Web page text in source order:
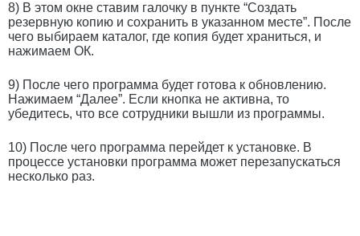
8) В этом окне ставим галочку в пункте “Создать
резервную копию и сохранить в указанном месте”. После
чего выбираем каталог, где копия будет храниться, и
нажимаем ОК.
9) После чего программа будет готова к обновлению.
Нажимаем “Далее”. Если кнопка не активна, то
убедитесь, что все сотрудники вышли из программы.
10) После чего программа перейдет к установке. В
процессе установки программа может перезапускаться
несколько раз.